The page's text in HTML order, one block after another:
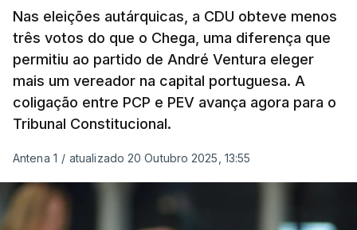
Nas eleições autárquicas, a CDU obteve menos
três votos do que o Chega, uma diferença que
permitiu ao partido de André Ventura eleger
mais um vereador na capital portuguesa. A
coligação entre PCP e PEV avança agora para o
Tribunal Constitucional.
Antena 1 / atualizado 20 Outubro 2025, 13:55